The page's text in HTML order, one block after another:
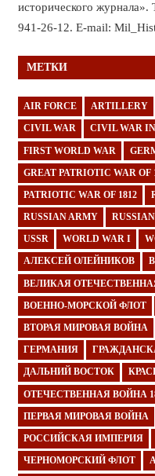
исторического
941-26-12. E-mail:
МЕТКИ
AIR FORCE ARTILLERY
CIVIL WAR CIVIL WAR
FIRST WORLD WAR
GREAT PATRIOTIC WAR OF
PATRIOTIC WAR OF 1812
RUSSIAN ARMY
USSR WORLD WAR I
АЛЕКСЕЙ ОЛЕЙНИКОВ
ВЕЛИКАЯ
ВОЕННО-МОРСКОЙ ФЛОТ
ВТОРАЯ МИРОВАЯ ВОЙНА
ГЕРМАНИЯ
ДАЛЬНИЙ ВОСТОК
ОТЕЧЕСТВЕННАЯ ВОЙНА
ПЕРВАЯ МИРОВАЯ ВОЙНА
РОССИЙСКАЯ ИМПЕРИЯ
ЧЕРНОМОРСКИЙ ФЛОТ